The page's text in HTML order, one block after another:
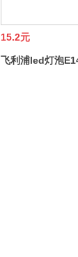
15.2元
飞利浦led灯泡